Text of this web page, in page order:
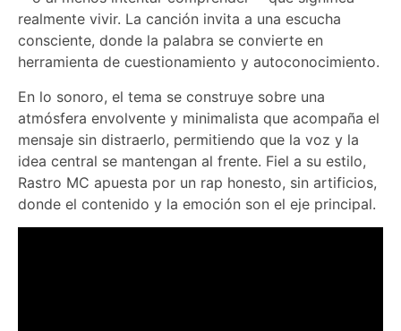
realmente vivir. La canción invita a una escucha
consciente, donde la palabra se convierte en
herramienta de cuestionamiento y autoconocimiento.
En lo sonoro, el tema se construye sobre una
atmósfera envolvente y minimalista que acompaña el
mensaje sin distraerlo, permitiendo que la voz y la
idea central se mantengan al frente. Fiel a su estilo,
Rastro MC apuesta por un rap honesto, sin artificios,
donde el contenido y la emoción son el eje principal.